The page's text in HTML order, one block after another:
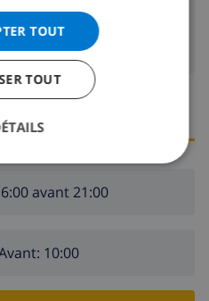
avant 21:00
10:00
TOUT
TOUT